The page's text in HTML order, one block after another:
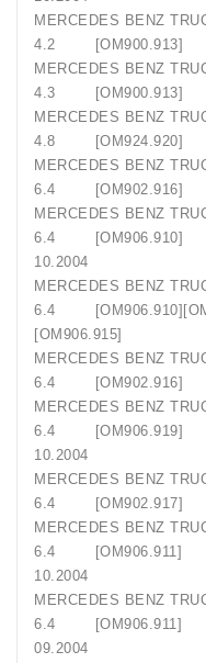
MERCEDES
4.2
MERCEDES
4.3
MERCEDES
4.8
MERCEDES
6.4
MERCEDES
6.4
10.2004
MERCEDES
6.4
[OM906.915]
MERCEDES
6.4
MERCEDES
6.4
10.2004
MERCEDES
6.4
MERCEDES
6.4
10.2004
MERCEDES
6.4
09.2004